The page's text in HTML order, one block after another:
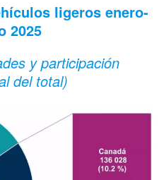
ligeros enero-
2025
y participación
del total)